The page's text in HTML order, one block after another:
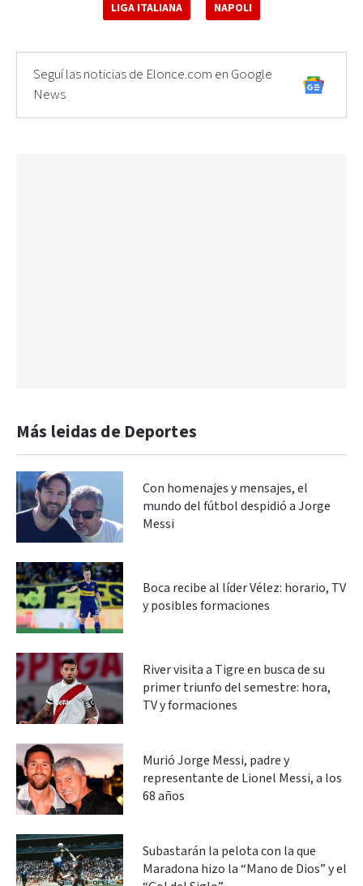
LIGA ITALIANA NAPOLI
Seguí las noticias de Elonce.com en Google
News
Más leidas de Deportes
Con homenajes y mensajes, el
mundo del fútbol despidió a Jorge
Messi
Boca recibe al líder Vélez: horario, TV
y posibles formaciones
River visita a Tigre en busca de su
primer triunfo del semestre: hora,
TV y formaciones
Murió Jorge Messi, padre y
representante de Lionel Messi, a los
68 años
Subastarán la pelota con la que
Maradona hizo la “Mano de Dios” y el